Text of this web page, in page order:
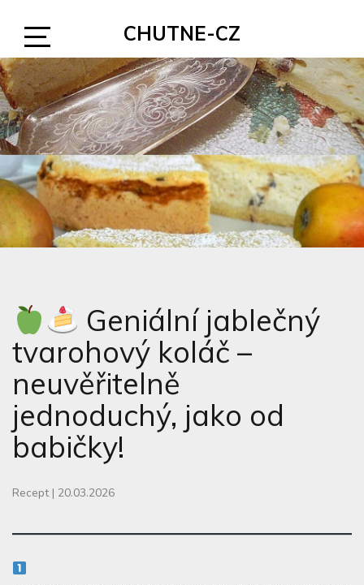
content
Open
Sidebar
CHUTNE-CZ
Geniální jablečný
tvarohový koláč –
neuvěřitelně
jednoduchý, jako od
babičky!
Recept | 20.03.2026